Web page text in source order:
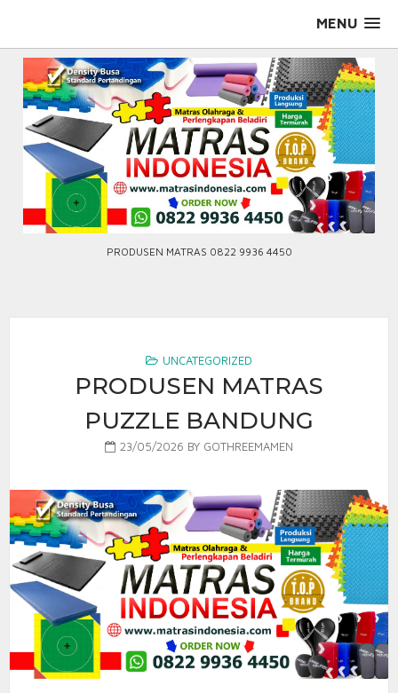
MENU
PRODUSEN MATRAS 0822 9936 4450
UNCATEGORIZED
PRODUSEN MATRAS
PUZZLE BANDUNG
23/05/2026 BY GOTHREEMAMEN